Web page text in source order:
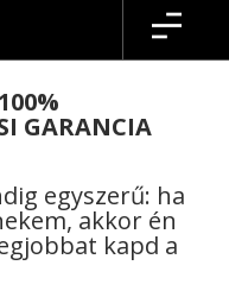
GARANCIA
egyszerű: ha
akkor én
kapd a